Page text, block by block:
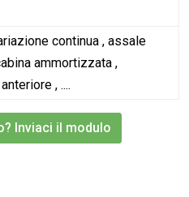
continua , assale
ammortizzata ,
, ....
Inviaci il modulo